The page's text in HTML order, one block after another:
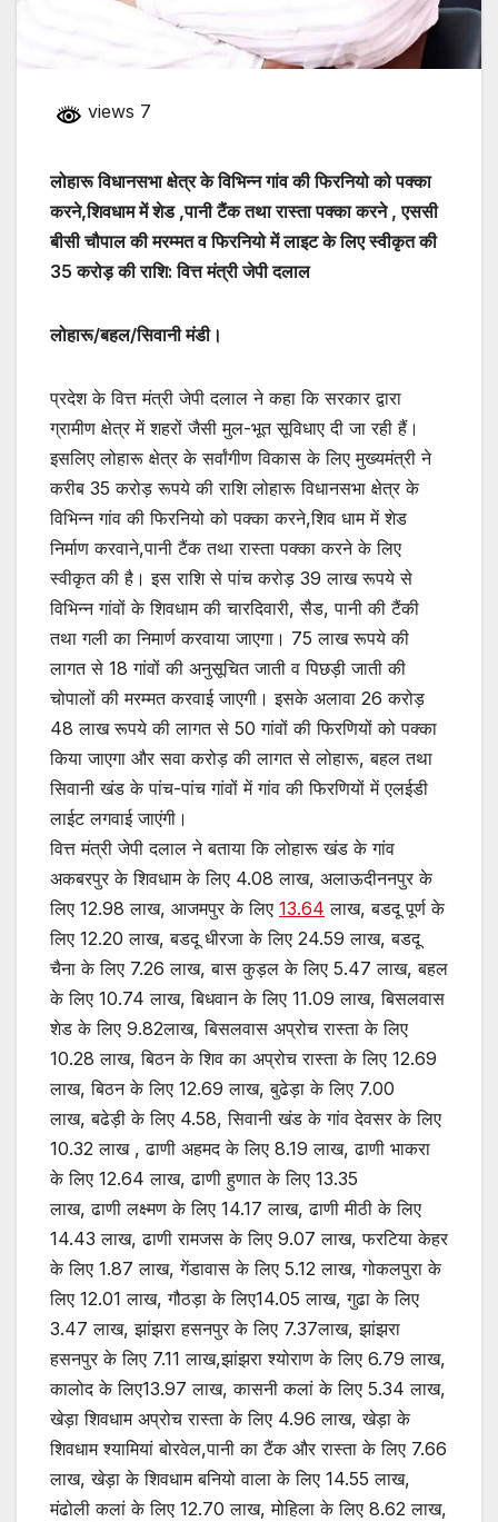
views 7
लोहारू विधानसभा क्षेत्र के विभिन्न गांव की फिरनियो को पक्का
करने,शिवधाम में शेड ,पानी टैंक तथा रास्ता पक्का करने , एससी
बीसी चौपाल की मरम्मत व फिरनियो में लाइट के लिए स्वीकृत की
35 करोड़ की राशि: वित्त मंत्री जेपी दलाल
लोहारू/बहल/सिवानी मंडी।
प्रदेश के वित्त मंत्री जेपी दलाल ने कहा कि सरकार द्वारा
ग्रामीण क्षेत्र में शहरों जैसी मुल-भूत सूविधाए दी जा रही हैं।
इसलिए लोहारू क्षेत्र के सर्वांगीण विकास के लिए मुख्यमंत्री ने
करीब 35 करोड़ रूपये की राशि लोहारू विधानसभा क्षेत्र के
विभिन्न गांव की फिरनियो को पक्का करने,शिव धाम में शेड
निर्माण करवाने,पानी टैंक तथा रास्ता पक्का करने के लिए
स्वीकृत की है। इस राशि से पांच करोड़ 39 लाख रूपये से
विभिन्न गांवों के शिवधाम की चारदिवारी, सैड, पानी की टैंकी
तथा गली का निमार्ण करवाया जाएगा। 75 लाख रूपये की
लागत से 18 गांवों की अनुसूचित जाती व पिछड़ी जाती की
चोपालों की मरम्मत करवाई जाएगी। इसके अलावा 26 करोड़
48 लाख रूपये की लागत से 50 गांवों की फिरणियों को पक्का
किया जाएगा और सवा करोड़ की लागत से लोहारू, बहल तथा
सिवानी खंड के पांच-पांच गांवों में गांव की फिरणियों में एलईडी
लाईट लगवाई जाएंगी।
वित्त मंत्री जेपी दलाल ने बताया कि लोहारू खंड के गांव
अकबरपुर के शिवधाम के लिए 4.08 लाख, अलाऊदीननपुर के
लिए 12.98 लाख, आजमपुर के लिए 13.64 लाख, बडदू पूर्ण के
लिए 12.20 लाख, बडदू धीरजा के लिए 24.59 लाख, बडदू
चैना के लिए 7.26 लाख, बास कुड़ल के लिए 5.47 लाख, बहल
के लिए 10.74 लाख, बिधवान के लिए 11.09 लाख, बिसलवास
शेड के लिए 9.82लाख, बिसलवास अप्रोच रास्ता के लिए
10.28 लाख, बिठन के शिव का अप्रोच रास्ता के लिए 12.69
लाख, बिठन के लिए 12.69 लाख, बुढेड़ा के लिए 7.00
लाख, बढेड़ी के लिए 4.58, सिवानी खंड के गांव देवसर के लिए
10.32 लाख , ढाणी अहमद के लिए 8.19 लाख, ढाणी भाकरा
के लिए 12.64 लाख, ढाणी हुणात के लिए 13.35
लाख, ढाणी लक्ष्मण के लिए 14.17 लाख, ढाणी मीठी के लिए
14.43 लाख, ढाणी रामजस के लिए 9.07 लाख, फरटिया केहर
के लिए 1.87 लाख, गेंडावास के लिए 5.12 लाख, गोकलपुरा के
लिए 12.01 लाख, गौठड़ा के लिए14.05 लाख, गुढा के लिए
3.47 लाख, झांझरा हसनपुर के लिए 7.37लाख, झांझरा
हसनपुर के लिए 7.11 लाख,झांझरा श्योराण के लिए 6.79 लाख,
कालोद के लिए13.97 लाख, कासनी कलां के लिए 5.34 लाख,
खेड़ा शिवधाम अप्रोच रास्ता के लिए 4.96 लाख, खेड़ा के
शिवधाम श्यामियां बोरवेल,पानी का टैंक और रास्ता के लिए 7.66
लाख, खेड़ा के शिवधाम बनियो वाला के लिए 14.55 लाख,
मंढोली कलां के लिए 12.70 लाख, मोहिला के लिए 8.62 लाख,